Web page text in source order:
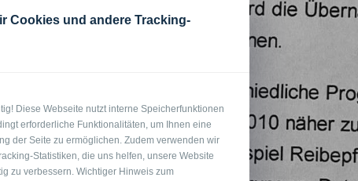
Cookies und andere Tracking-
Diese Webseite nutzt interne Speicherfunktionen
erforderliche Funktionalitäten, um Ihnen eine
der Seite zu ermöglichen. Zudem verwenden wir
Statistiken, die uns helfen, unsere Website
zu verbessern. Wichtiger Hinweis zum